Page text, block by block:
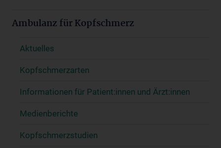
Ambulanz für Kopfschmerz
Aktuelles
Kopfschmerzarten
Informationen für Patient:innen und Ärzt:innen
Medienberichte
Kopfschmerzstudien